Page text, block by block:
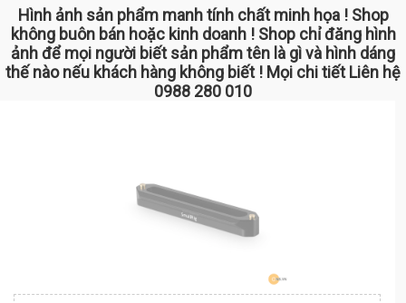
Hình ảnh sản phẩm manh tính chất minh họa ! Shop
không buôn bán hoặc kinh doanh ! Shop chỉ đăng hình
ảnh để mọi người biết sản phẩm tên là gì và hình dáng
thế nào nếu khách hàng không biết ! Mọi chi tiết Liên hệ
0988 280 010